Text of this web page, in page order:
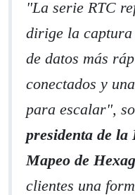
"La serie RTC
dirige la
de datos más
conectados y
para escalar",
presidenta de la
Mapeo de
clientes una